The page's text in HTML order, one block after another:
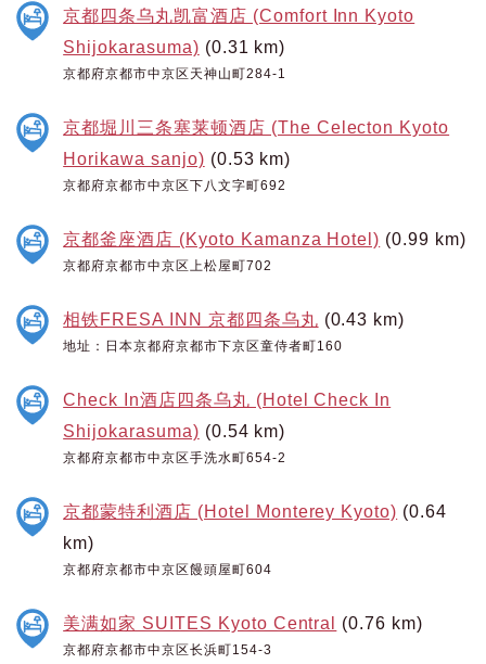
京都四条乌丸凯富酒店 (Comfort Inn Kyoto
Shijokarasuma) (0.31 km)
京都府京都市中京区天神山町284-1
京都堀川三条塞莱顿酒店 (The Celecton Kyoto
Horikawa sanjo) (0.53 km)
京都府京都市中京区下八文字町692
京都釜座酒店 (Kyoto Kamanza Hotel) (0.99 km)
京都府京都市中京区上松屋町702
相铁FRESA INN 京都四条乌丸 (0.43 km)
地址：日本京都府京都市下京区童侍者町160
Check In酒店四条乌丸 (Hotel Check In
Shijokarasuma) (0.54 km)
京都府京都市中京区手洗水町654-2
京都蒙特利酒店 (Hotel Monterey Kyoto) (0.64
km)
京都府京都市中京区饅頭屋町604
美满如家 SUITES Kyoto Central (0.76 km)
京都府京都市中京区长浜町154-3